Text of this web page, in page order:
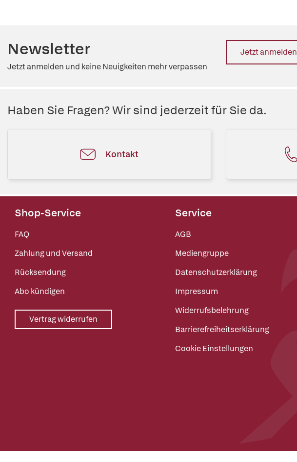
Newsletter
Jetzt anmelden und keine Neuigkeiten mehr verpassen
Jetzt anmelden
Haben Sie Fragen? Wir sind jederzeit für Sie da.
Kontakt
Shop-Service
FAQ
Zahlung und Versand
Rücksendung
Abo kündigen
Vertrag widerrufen
Service
AGB
Mediengruppe
Datenschutzerklärung
Impressum
Widerrufsbelehrung
Barrierefreiheitserklärung
Cookie Einstellungen